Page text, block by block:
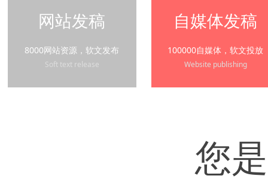
网站发稿
8000网站资源，软文发布
Soft text release
自媒体发稿
100000自媒体，软文投放
Website publishing
您